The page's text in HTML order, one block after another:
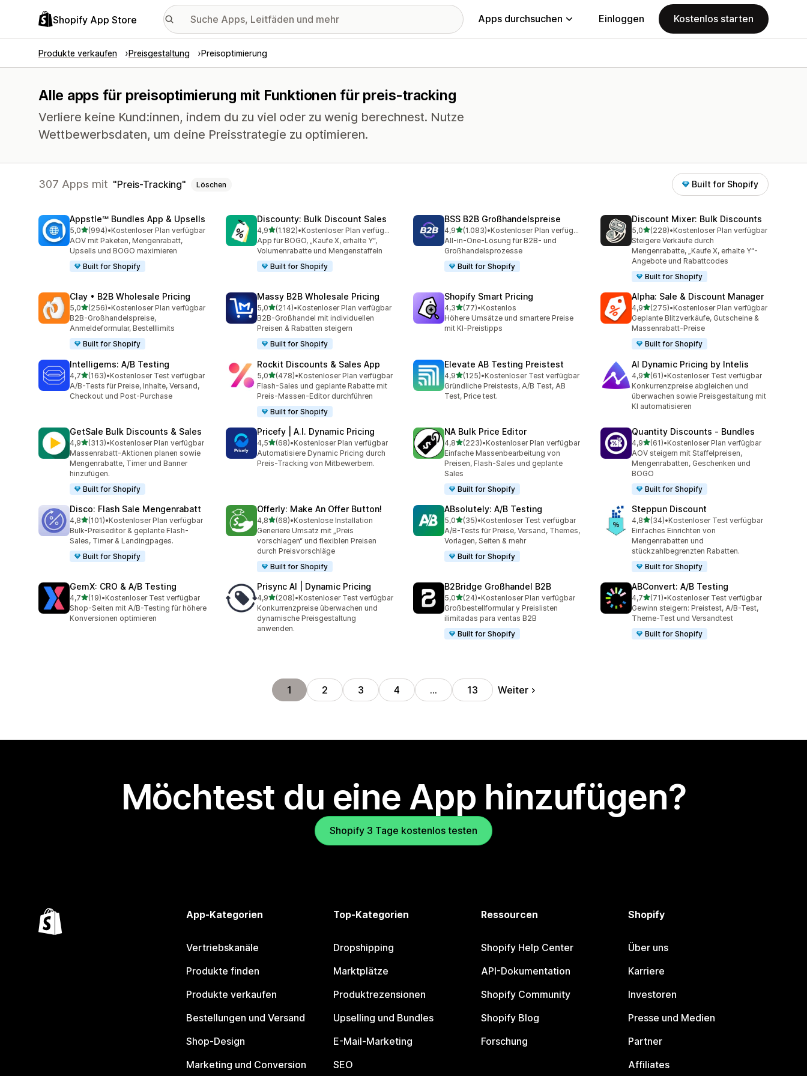
Shopify App Store Apps durchsuchen Einloggen Kostenlos starten
Produkte verkaufen Preisgestaltung Preisoptimierung
Alle apps für preisoptimierung mit Funktionen für preis-tracking
Verliere keine Kund:innen, indem du zu viel oder zu wenig berechnest. Nutze
Wettbewerbsdaten, um deine Preisstrategie zu optimieren.
307 Apps mit Preis-Tracking Löschen Built for Shopify
Appstle℠ Bundles App & Upsells
5,0von 5 Sternen
(994)
994 Rezensionen insgesamt
•Kostenloser Plan verfügbar
AOV mit Paketen, Mengenrabatt,
Upsells und BOGO maximieren
Built for Shopify
Discounty: Bulk Discount Sales
4,9von 5 Sternen
(1.182)
1182 Rezensionen insgesamt
•
Kostenloser Plan verfügbar
App für BOGO, „Kaufe X, erhalte Y“,
Volumenrabatte und Mengenstaffeln
Built for Shopify
BSS B2B Großhandelspreise
4,9von 5 Sternen
(1.083)
1083 Rezensionen insgesamt
•
Kostenloser Plan verfügbar
All-in-One-Lösung für B2B- und
Großhandelsprozesse
Built for Shopify
Discount Mixer: Bulk Discounts
5,0von 5 Sternen
(228)
228 Rezensionen insgesamt
•Kostenloser Plan verfügbar
Steigere Verkäufe durch
Mengenrabatte, „Kaufe X, erhalte Y“-
Angebote und Rabattcodes
Built for Shopify
Clay • B2B Wholesale Pricing
5,0von 5 Sternen
(256)
256 Rezensionen insgesamt
•Kostenloser Plan verfügbar
B2B-Großhandelspreise,
Anmeldeformular, Bestelllimits
Built for Shopify
Massy B2B Wholesale Pricing
5,0von 5 Sternen
(214)
214 Rezensionen insgesamt
•Kostenloser Plan verfügbar
B2B-Großhandel mit individuellen
Preisen & Rabatten steigern
Built for Shopify
Shopify Smart Pricing
4,3von 5 Sternen
(77)
77 Rezensionen insgesamt
•Kostenlos
Höhere Umsätze und smartere Preise
mit KI-Preistipps
Alpha: Sale & Discount Manager
4,9von 5 Sternen
(275)
275 Rezensionen insgesamt
•Kostenloser Plan verfügbar
Geplante Blitzverkäufe, Gutscheine &
Massenrabatt-Preise
Built for Shopify
Intelligems: A/B Testing
4,7von 5 Sternen
(163)
163 Rezensionen insgesamt
•Kostenloser Test verfügbar
A/B-Tests für Preise, Inhalte, Versand,
Checkout und Post-Purchase
Rockit Discounts & Sales App
5,0von 5 Sternen
(478)
478 Rezensionen insgesamt
•Kostenloser Plan verfügbar
Flash-Sales und geplante Rabatte mit
Preis-Massen-Editor durchführen
Built for Shopify
Elevate AB Testing Preistest
4,9von 5 Sternen
(125)
125 Rezensionen insgesamt
•Kostenloser Test verfügbar
Gründliche Preistests, A/B Test, AB
Test, Price test.
AI Dynamic Pricing by Intelis
4,9von 5 Sternen
(61)
61 Rezensionen insgesamt
•Kostenloser Test verfügbar
Konkurrenzpreise abgleichen und
überwachen sowie Preisgestaltung mit
KI automatisieren
GetSale Bulk Discounts & Sales
4,9von 5 Sternen
(313)
313 Rezensionen insgesamt
•Kostenloser Plan verfügbar
Massenrabatt-Aktionen planen sowie
Mengenrabatte, Timer und Banner
hinzufügen.
Built for Shopify
Pricefy | A.I. Dynamic Pricing
4,5von 5 Sternen
(68)
68 Rezensionen insgesamt
•Kostenloser Plan verfügbar
Automatisiere Dynamic Pricing durch
Preis-Tracking von Mitbewerbern.
NA Bulk Price Editor
4,8von 5 Sternen
(223)
223 Rezensionen insgesamt
•Kostenloser Plan verfügbar
Einfache Massenbearbeitung von
Preisen, Flash-Sales und geplante
Sales
Built for Shopify
Quantity Discounts ‑ Bundles
4,9von 5 Sternen
(61)
61 Rezensionen insgesamt
•Kostenloser Plan verfügbar
AOV steigern mit Staffelpreisen,
Mengenrabatten, Geschenken und
BOGO
Built for Shopify
Disco: Flash Sale Mengenrabatt
4,8von 5 Sternen
(101)
101 Rezensionen insgesamt
•Kostenloser Plan verfügbar
Bulk-Preiseditor & geplante Flash-
Sales, Timer & Landingpages.
Built for Shopify
Offerly: Make An Offer Button!
4,8von 5 Sternen
(68)
68 Rezensionen insgesamt
•Kostenlose Installation
Generiere Umsatz mit „Preis
vorschlagen“ und flexiblen Preisen
durch Preisvorschläge
Built for Shopify
ABsolutely: A/B Testing
5,0von 5 Sternen
(35)
35 Rezensionen insgesamt
•Kostenloser Test verfügbar
A/B-Tests für Preise, Versand, Themes,
Vorlagen, Seiten & mehr
Built for Shopify
Steppun Discount
4,8von 5 Sternen
(34)
34 Rezensionen insgesamt
•Kostenloser Test verfügbar
Einfaches Einrichten von
Mengenrabatten und
stückzahlbegrenzten Rabatten.
Built for Shopify
GemX: CRO & A/B Testing
4,7von 5 Sternen
(19)
19 Rezensionen insgesamt
•Kostenloser Test verfügbar
Shop-Seiten mit A/B-Testing für höhere
Konversionen optimieren
Prisync AI | Dynamic Pricing
4,9von 5 Sternen
(208)
208 Rezensionen insgesamt
•Kostenloser Test verfügbar
Konkurrenzpreise überwachen und
dynamische Preisgestaltung
anwenden.
B2Bridge Großhandel B2B
5,0von 5 Sternen
(24)
24 Rezensionen insgesamt
•Kostenloser Plan verfügbar
Großbestellformular y Preislisten
ilimitadas para ventas B2B
Built for Shopify
ABConvert: A/B Testing
4,7von 5 Sternen
(71)
71 Rezensionen insgesamt
•Kostenloser Test verfügbar
Gewinn steigern: Preistest, A/B-Test,
Theme-Test und Versandtest
Built for Shopify
1 2 3 4 … 13 Weiter
Möchtest du eine App hinzufügen?
Shopify 3 Tage kostenlos testen
App-Kategorien
Vertriebskanäle
Produkte finden
Produkte verkaufen
Bestellungen und Versand
Shop-Design
Marketing und Conversion
Top-Kategorien
Dropshipping
Marktplätze
Produktrezensionen
Upselling und Bundles
E-Mail-Marketing
SEO
Ressourcen
Shopify Help Center
API-Dokumentation
Shopify Community
Shopify Blog
Forschung
Shopify
Über uns
Karriere
Investoren
Presse und Medien
Partner
Affiliates